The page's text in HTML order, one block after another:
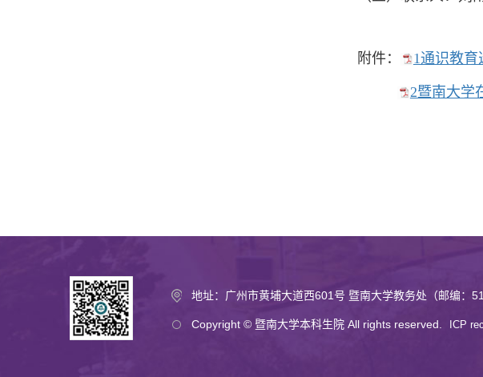
附件： 1通识教
2暨南大学
地址：广州市黄埔大道西601号 暨南大学教务处（邮编：
Copyright © 暨南大学本科生院 All rights reserved. ICP